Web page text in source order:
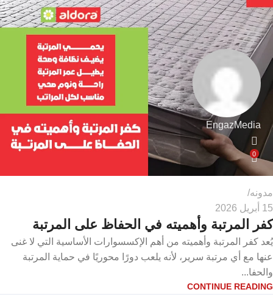
EngazMedia
0
مدونه
15 أبريل 2026
كفر المرتبة وأهميته في الحفاظ على المرتبة
يُعد كفر المرتبة وأهميته من أهم الإكسسوارات الأساسية التي لا غنى
عنها مع أي مرتبة سرير، لأنه يلعب دورًا محوريًا في حماية المرتبة
والحفا...
CONTINUE READING